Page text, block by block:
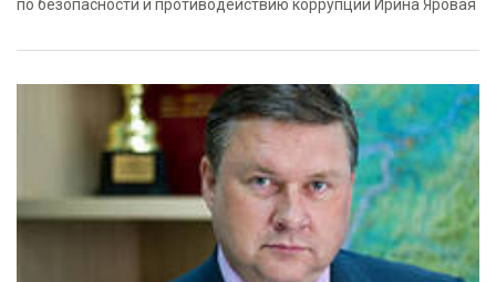
по безопасности и противодействию коррупции Ирина Яровая